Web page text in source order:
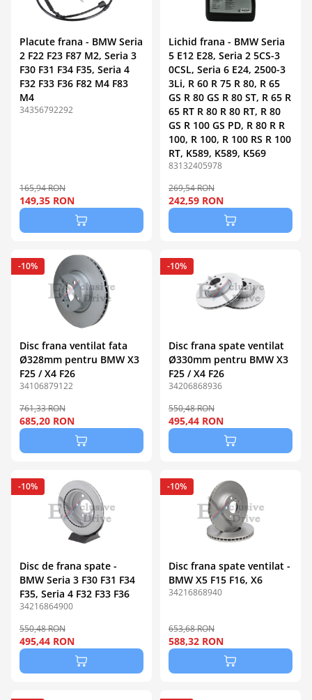
Placute frana - BMW Seria
2 F22 F23 F87 M2, Seria 3
F30 F31 F34 F35, Seria 4
F32 F33 F36 F82 M4 F83
M4
34356792292
165,94 RON
149,35 RON
Lichid frana - BMW Seria
5 E12 E28, Seria 2 5CS-3
0CSL, Seria 6 E24, 2500-3
3Li, R 60 R 75 R 80, R 65
GS R 80 GS R 80 ST, R 65 R
65 RT R 80 R 80 RT, R 80
GS R 100 GS PD, R 80 R R
100, R 100, R 100 RS R 100
RT, K589, K589, K569
83132405978
269,54 RON
242,59 RON
Disc frana ventilat fata
Ø328mm pentru BMW X3
F25 / X4 F26
34106879122
761,33 RON
685,20 RON
-10%
Disc frana spate ventilat
Ø330mm pentru BMW X3
F25 / X4 F26
34206868936
550,48 RON
495,44 RON
-10%
Disc de frana spate -
BMW Seria 3 F30 F31 F34
F35, Seria 4 F32 F33 F36
34216864900
550,48 RON
495,44 RON
-10%
Disc frana spate ventilat -
BMW X5 F15 F16, X6
34216868940
653,68 RON
588,32 RON
-10%